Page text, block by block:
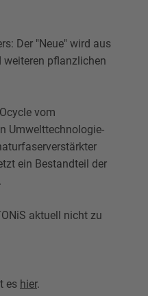
Der "Neue" wird aus
pflanzlichen
vom
Umwelttechnologie-
ein Bestandteil der
aktuell nicht zu
es hier.